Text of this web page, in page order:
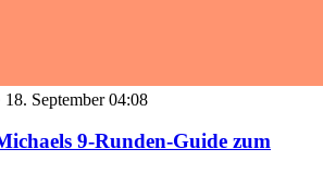
18. September 04:08
9-Runden-Guide zum